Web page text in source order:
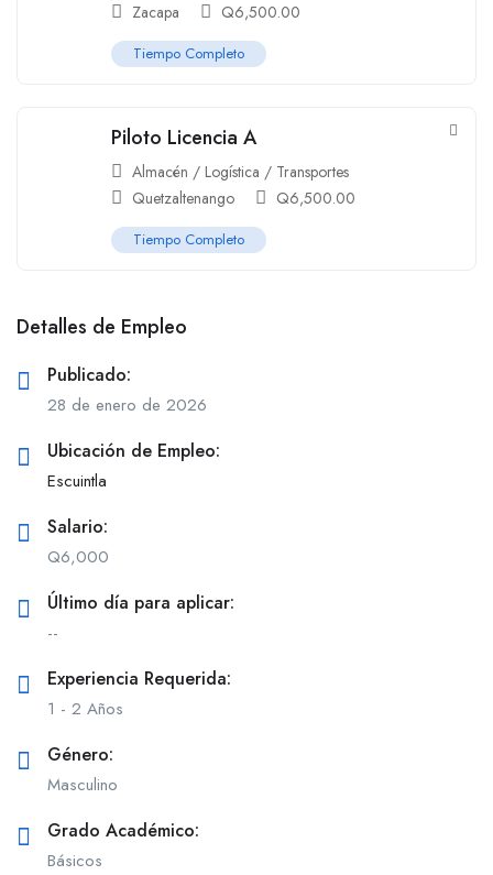
Zacapa
Q6,500.00
Tiempo Completo
Piloto Licencia A
Almacén / Logística / Transportes
Quetzaltenango
Q6,500.00
Tiempo Completo
Detalles de Empleo
Publicado:
28 de enero de 2026
Ubicación de Empleo:
Escuintla
Salario:
Q6,000
Último día para aplicar:
--
Experiencia Requerida:
1 - 2 Años
Género:
Masculino
Grado Académico:
Básicos